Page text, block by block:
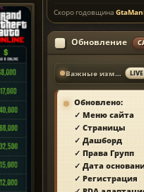
Скоро годовщина
Обновление
Важные изменения LIVE
Обновлено:
✓ Меню сайта
✓ Страницы
✓ Дашборд
✓ Права Групп
✓ Дата
✓ Регистрация